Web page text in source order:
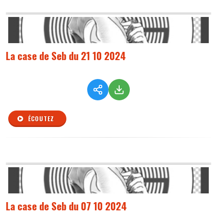
La case de Seb du 21 10 2024
ÉCOUTEZ
La case de Seb du 07 10 2024